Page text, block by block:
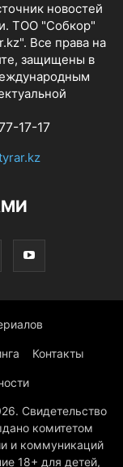
новостей
ТОО "Собкор"
Все права на
защищены в
17-17
Контакты
Свидетельство
комитетом
и коммуникаций
18+ для детей,